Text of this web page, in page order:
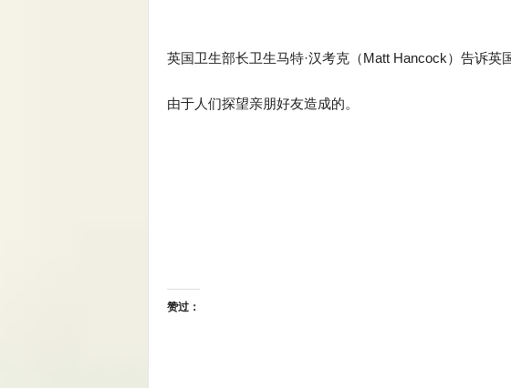
英国卫生部长卫生马特·汉考克（Matt Hancock）告诉英
由于人们探望亲朋好友造成的。
赞过：